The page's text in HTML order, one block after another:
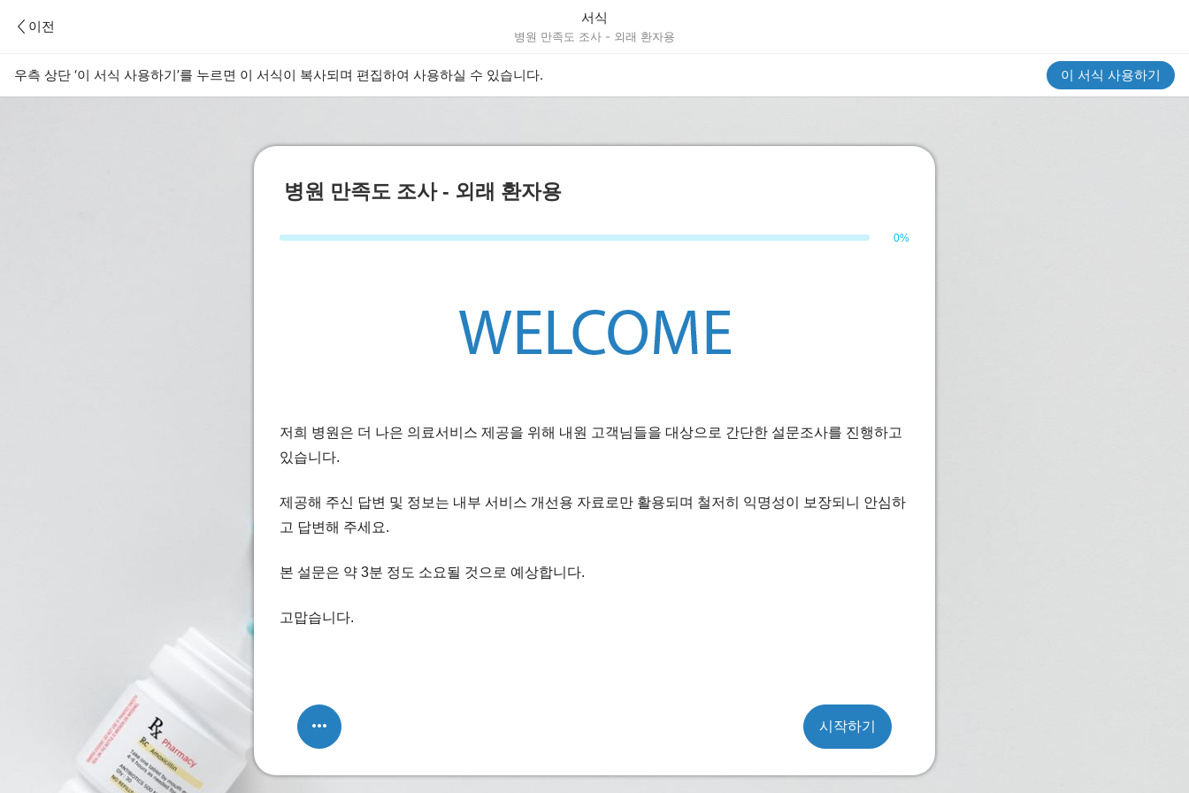
이전
서식
병원 만족도 조사 - 외래 환자용
우측 상단 ‘이 서식 사용하기’를 누르면 이 서식이 복사되며 편집하여 사용하실 수 있습니다. 이 서식 사용하기